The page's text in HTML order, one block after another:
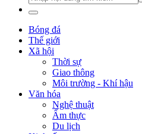
Bóng đá
Thế giới
Xã hội
Thời sự
Giao thông
Môi trường - Khí hậu
Văn hóa
Nghệ thuật
Ẩm thực
Du lịch